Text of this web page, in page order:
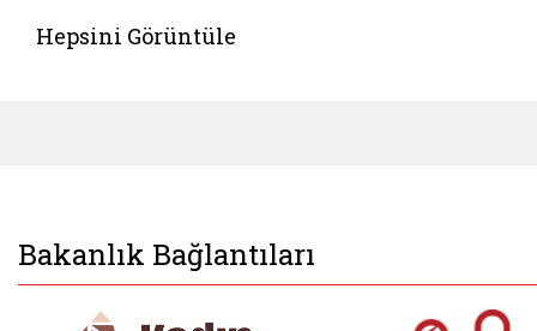
Hepsini Görüntüle
Bakanlık Bağlantıları